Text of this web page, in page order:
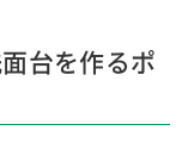
台を作るポ